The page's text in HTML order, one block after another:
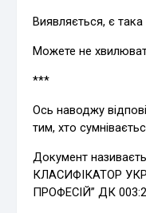
Виявляється, є така
Можете не
***
Ось наводжу
тим, хто
Документ
КЛАСИФІКАТОР
ПРОФЕСІЙ” ДК